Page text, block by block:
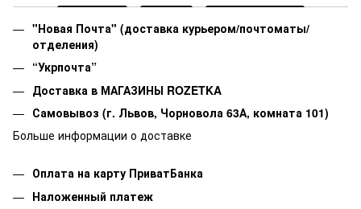
"Новая Почта" (доставка курьером/почтоматы/
отделения)
“Укрпочта”
Доставка в МАГАЗИНЫ ROZETKA
Самовывоз (г. Львов, Чорновола 63А, комната 101)
Больше информации о доставке
Оплата на карту ПриватБанка
Наложенный платеж